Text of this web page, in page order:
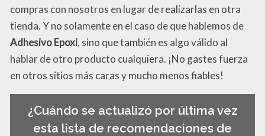
compras con nosotros en lugar de realizarlas en otra
tienda. Y no solamente en el caso de que hablemos de
Adhesivo Epoxi, sino que también es algo válido al
hablar de otro producto cualquiera. ¡No gastes fuerza
en otros sitios más caras y mucho menos fiables!
¿Cuándo se actualizó por última vez
esta lista de recomendaciones de